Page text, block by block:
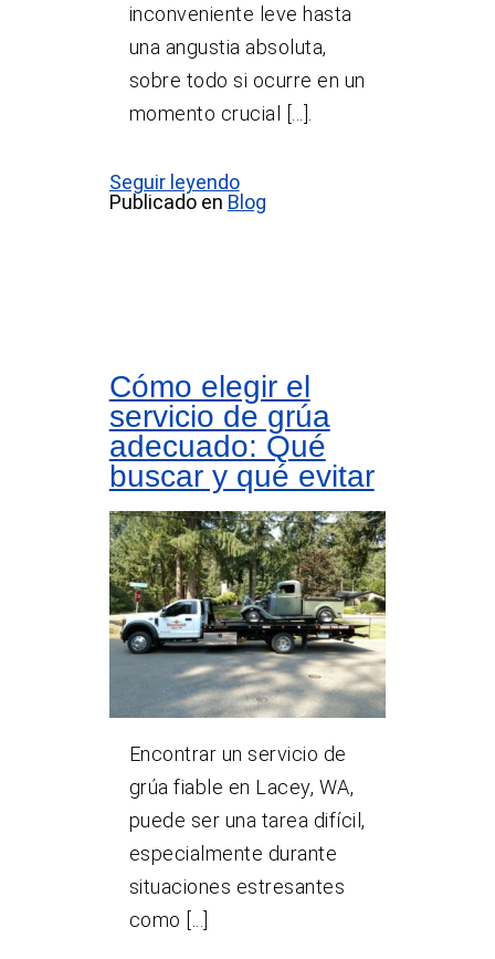
inconveniente leve hasta
una angustia absoluta,
sobre todo si ocurre en un
momento crucial [...].
Seguir leyendo
Publicado en Blog
Cómo elegir el
servicio de grúa
adecuado: Qué
buscar y qué evitar
Encontrar un servicio de
grúa fiable en Lacey, WA,
puede ser una tarea difícil,
especialmente durante
situaciones estresantes
como [...]